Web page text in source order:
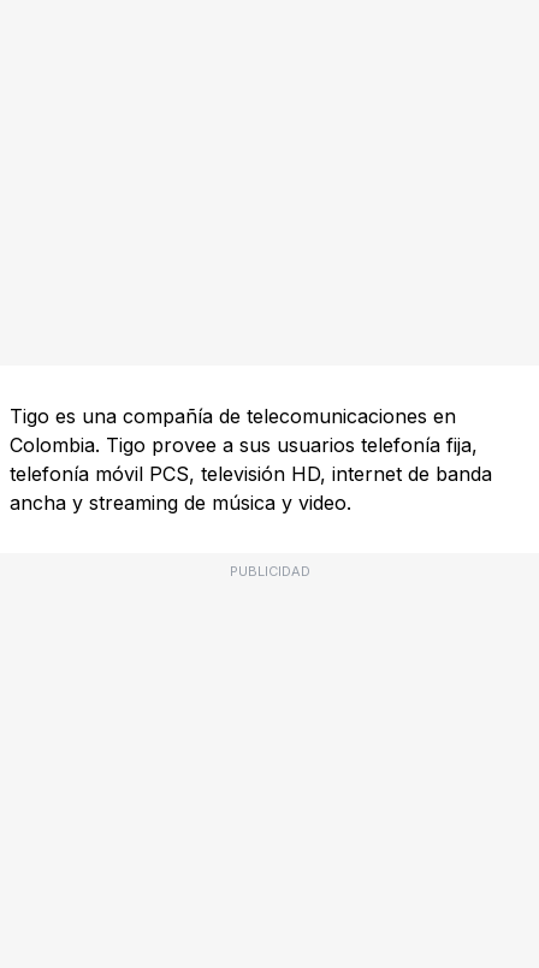
Tigo es una compañía de telecomunicaciones en
Colombia. Tigo provee a sus usuarios telefonía fija,
telefonía móvil PCS, televisión HD, internet de banda
ancha y streaming de música y video.
PUBLICIDAD